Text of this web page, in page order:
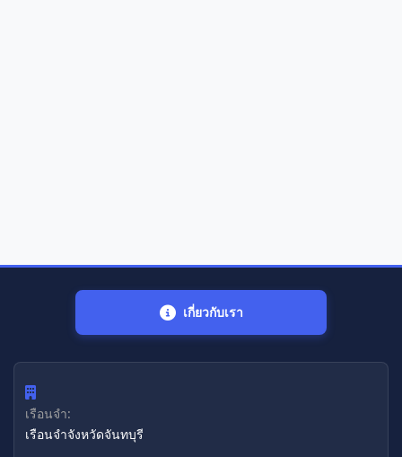
เกี่ยวกับเรา
เรือนจำ:
เรือนจำจังหวัดจันทบุรี